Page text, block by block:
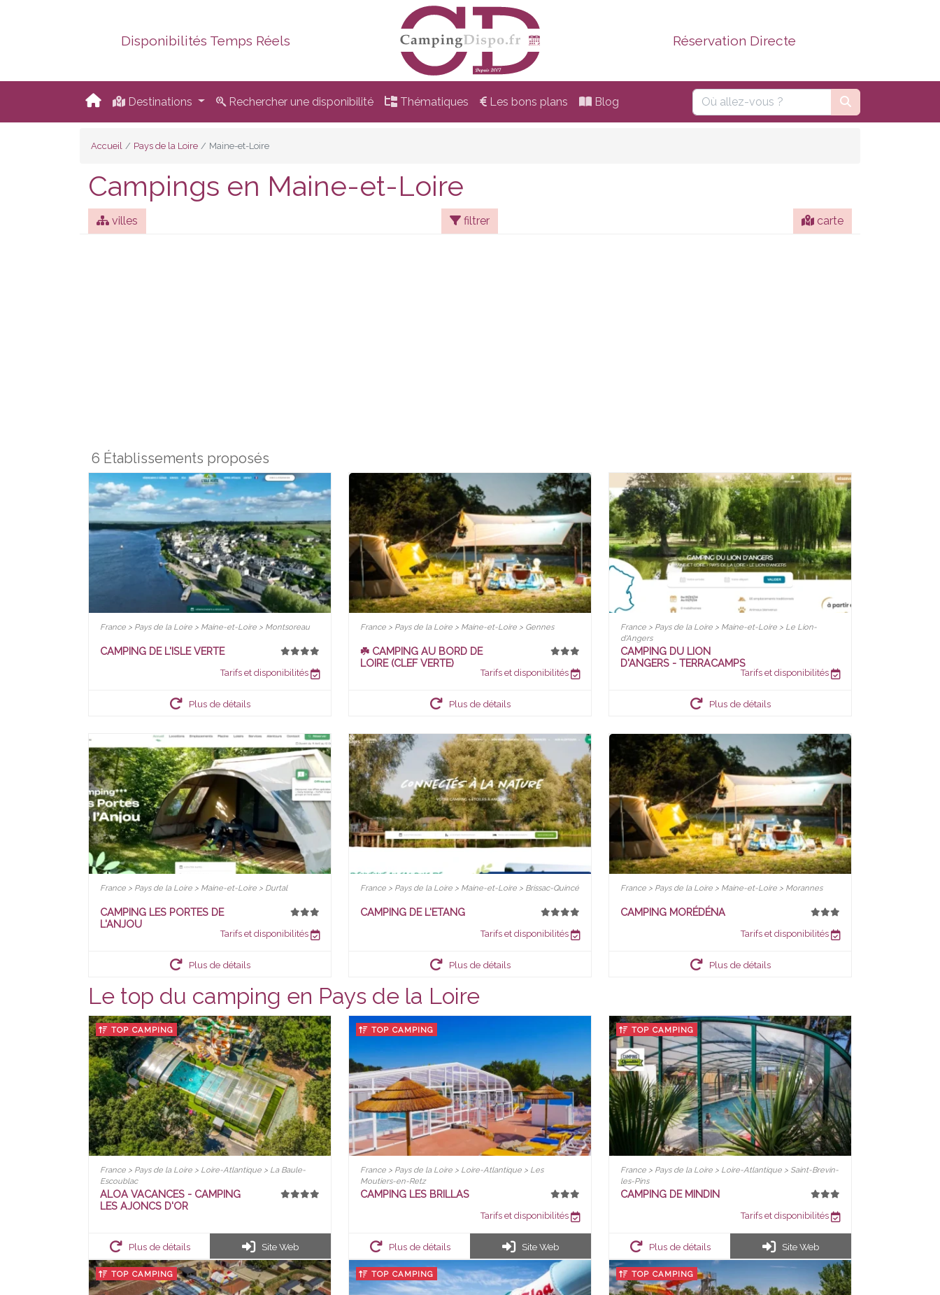
Disponibilités Temps Réels Réservation Directe
Destinations Rechercher une disponibilité Thématiques Les bons plans Blog
Accueil Pays de la Loire Maine-et-Loire
Campings en Maine-et-Loire
villes filtrer carte
6 Établissements proposés
France > Pays de la Loire > Maine-et-Loire > Montsoreau
CAMPING DE L'ISLE VERTE
Tarifs et disponibilités
Plus de détails
France > Pays de la Loire > Maine-et-Loire > Gennes
☘️ CAMPING AU BORD DE
LOIRE (CLEF VERTE)
Tarifs et disponibilités
Plus de détails
France > Pays de la Loire > Maine-et-Loire > Le Lion-
d'Angers
CAMPING DU LION
D'ANGERS - TERRACAMPS
Tarifs et disponibilités
Plus de détails
France > Pays de la Loire > Maine-et-Loire > Durtal
CAMPING LES PORTES DE
L'ANJOU
Tarifs et disponibilités
Plus de détails
France > Pays de la Loire > Maine-et-Loire > Brissac-Quincé
CAMPING DE L'ETANG
Tarifs et disponibilités
Plus de détails
France > Pays de la Loire > Maine-et-Loire > Morannes
CAMPING MORÉDÉNA
Tarifs et disponibilités
Plus de détails
Le top du camping en Pays de la Loire
TOP CAMPING
France > Pays de la Loire > Loire-Atlantique > La Baule-
Escoublac
ALOA VACANCES - CAMPING
LES AJONCS D'OR
Plus de détails Site Web
TOP CAMPING
France > Pays de la Loire > Loire-Atlantique > Les
Moutiers-en-Retz
CAMPING LES BRILLAS
Tarifs et disponibilités
Plus de détails Site Web
TOP CAMPING
France > Pays de la Loire > Loire-Atlantique > Saint-Brevin-
les-Pins
CAMPING DE MINDIN
Tarifs et disponibilités
Plus de détails Site Web
TOP CAMPING TOP CAMPING TOP CAMPING